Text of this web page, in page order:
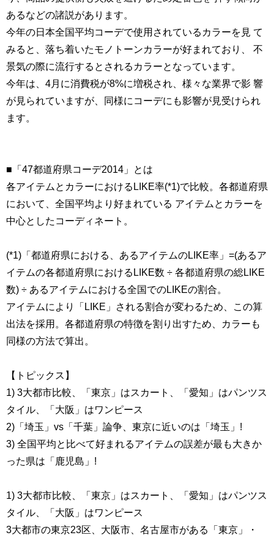
あるなどの諸説があります。
今年の日本全国平均コーデで使用されているカラーを見 て
みると、落ち着いたモノトーンカラーが好まれており、 不
景気の際に流行するとされるカラーとなっています。
今年は、4月に消費税が8%に増税され、様々な業界で影 響
が見られていますが、同様にコーデにも影響が見受けられ
ます。
■「47都道府県コーデ2014」とは
各アイテムとカラーにおけるLIKE率(*1)で比較。各都道府県
において、全国平均より好まれている アイテムとカラーを
中心としたコーディネート。
(*1)「都道府県における、あるアイテムのLIKE率」=(あるア
イテムの各都道府県におけるLIKE数 ÷ 各都道府県の総LIKE
数) ÷ あるアイテムにおける全国でのLIKEの割合。
アイテムにより「LIKE」される割合が変わるため、この算
出法を採用。各都道府県の特徴を割り出すため、カラーも
同様の方法で算出。
【トピックス】
1) 3大都市比較、「東京」はスカート、「愛知」はパンツス
タイル、「大阪」はワンピース
2)「埼玉」vs「千葉」論争、東京に近いのは「埼玉」!
3) 全国平均と比べて好まれるアイテムの誤差が最も大きか
った県は「鹿児島」!
1) 3大都市比較、「東京」はスカート、「愛知」はパンツス
タイル、「大阪」はワンピース
3大都市の東京23区、大阪市、名古屋市がある「東京」・